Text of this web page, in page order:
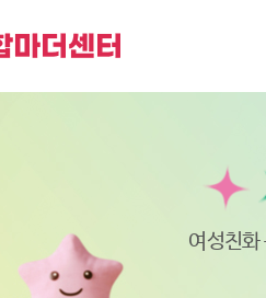
마더센터는
여성친화